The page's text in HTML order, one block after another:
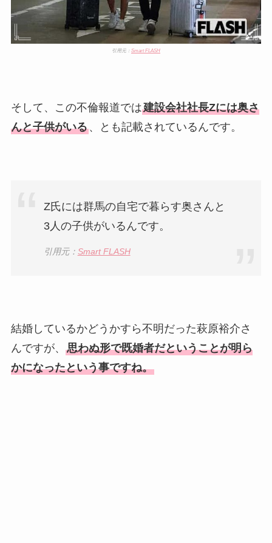
引用元： Smart FLASH
そして、この不倫報道では建設会社社長Zには奥さ
んと子供がいる、とも記載されているんです。
Z氏には群馬の自宅で暮らす奥さんと
3人の子供がいるんです。
引用元： Smart FLASH
結婚しているかどうかすら不明だった萩原裕介さ
んですが、 思わぬ形で既婚者だということが明ら
かになったという事ですね。